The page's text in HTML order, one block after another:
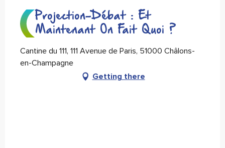
Projection-Débat : Et
Maintenant On Fait Quoi ?
Cantine du 111, 111 Avenue de Paris, 51000 Châlons-
en-Champagne
Getting there